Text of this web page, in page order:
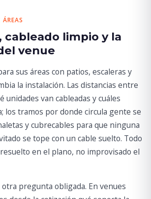
cableado limpio y la
venue
sus áreas con patios, escaleras y
la instalación. Las distancias entre
unidades van cableadas y cuáles
los tramos por donde circula gente se
y cubrecables para que ninguna
se tope con un cable suelto. Todo
en el plano, no improvisado el
pregunta obligada. En venues